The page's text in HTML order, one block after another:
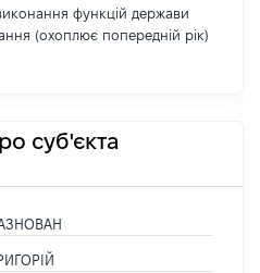
функцій держави
(охоплює попередній рік)
суб'єкта